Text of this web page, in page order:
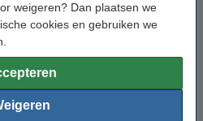
weigeren? Dan plaatsen we
cookies en gebruiken we